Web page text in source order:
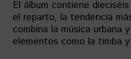
El álbum contiene
el reparto, la tendencia
combina la música urbana
elementos como la timba